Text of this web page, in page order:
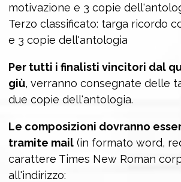
motivazione e 3 copie
Terzo classificato: targa ricordo
e 3 copie dell'antologia
Per tutti i finalisti vincitori dal
giù, verranno consegnate delle
due copie dell'antologia.
Le composizioni dovranno
tramite mail(in formato word,
carattere Times New Roman
all'indirizzo: